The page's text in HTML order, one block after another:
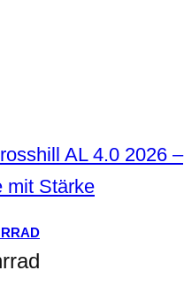
AL 4.0 2026 –
mit Stärke